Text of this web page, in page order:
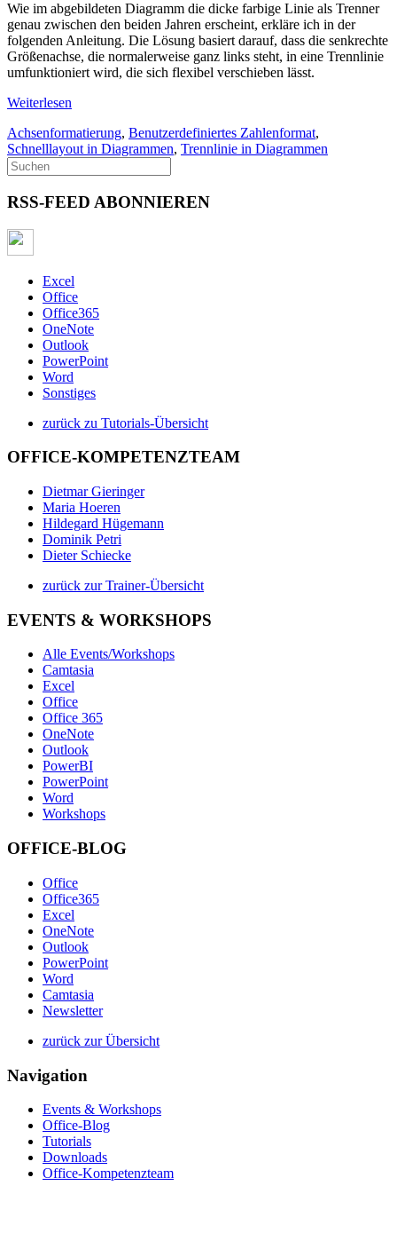
Wie im abgebildeten Diagramm die dicke farbige Linie als Trenner
genau zwischen den beiden Jahren erscheint, erkläre ich in der
folgenden Anleitung. Die Lösung basiert darauf, dass die senkrechte
Größenachse, die normalerweise ganz links steht, in eine Trennlinie
umfunktioniert wird, die sich flexibel verschieben lässt.
Weiterlesen
Achsenformatierung, Benutzerdefiniertes Zahlenformat,
Schnelllayout in Diagrammen, Trennlinie in Diagrammen
RSS-FEED ABONNIEREN
Excel
Office
Office365
OneNote
Outlook
PowerPoint
Word
Sonstiges
zurück zu Tutorials-Übersicht
OFFICE-KOMPETENZTEAM
Dietmar Gieringer
Maria Hoeren
Hildegard Hügemann
Dominik Petri
Dieter Schiecke
zurück zur Trainer-Übersicht
EVENTS & WORKSHOPS
Alle Events/Workshops
Camtasia
Excel
Office
Office 365
OneNote
Outlook
PowerBI
PowerPoint
Word
Workshops
OFFICE-BLOG
Office
Office365
Excel
OneNote
Outlook
PowerPoint
Word
Camtasia
Newsletter
zurück zur Übersicht
Navigation
Events & Workshops
Office-Blog
Tutorials
Downloads
Office-Kompetenzteam